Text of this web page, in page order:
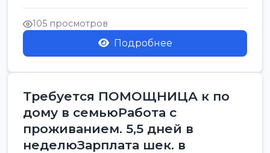
сортировка Воскре...
105 просмотров
Подробнее
Требуется ПОМОЩНИЦА к по
дому в семьюРабота с
проживанием. 5,5 дней в
неделюЗарплата шек. в